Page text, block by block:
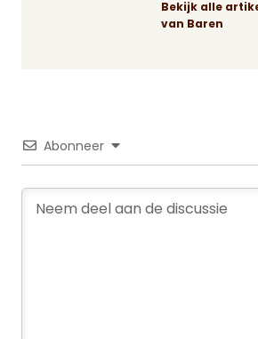
Bekijk alle
van Baren
Abonneer